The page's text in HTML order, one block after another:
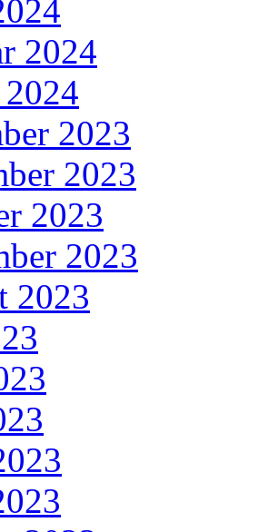
2024
2024
2023
2023
2023
2023
2023